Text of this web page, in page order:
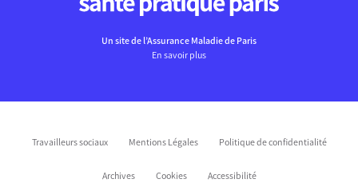
Un site de l’Assurance Maladie de Paris
En savoir plus
Travailleurs sociaux Mentions Légales Politique de confidentialité
Archives Cookies Accessibilité